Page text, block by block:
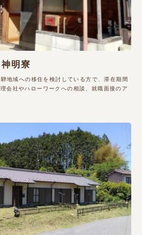
明寮
域への移住を検討している方で、滞在期間
会社やハローワークへの相談、就職面接のア